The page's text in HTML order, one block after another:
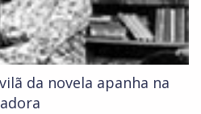
da novela apanha na